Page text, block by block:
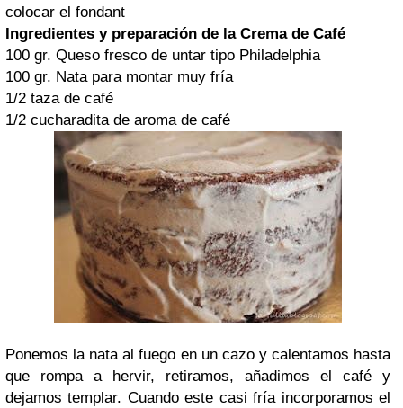
colocar el fondant
Ingredientes y preparación de la Crema de Café
100 gr. Queso fresco de untar tipo Philadelphia
100 gr. Nata para montar muy fría
1/2 taza de café
1/2 cucharadita de aroma de café
Ponemos la nata al fuego en un cazo y calentamos hasta
que rompa a hervir, retiramos, añadimos el café y
dejamos templar. Cuando este casi fría incorporamos el